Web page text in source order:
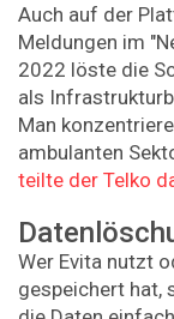
Auch auf der
Meldungen im
2022 löste die
als
Man
ambulanten
teilte der Telko
Wer Evita nutzt
gespeichert hat,